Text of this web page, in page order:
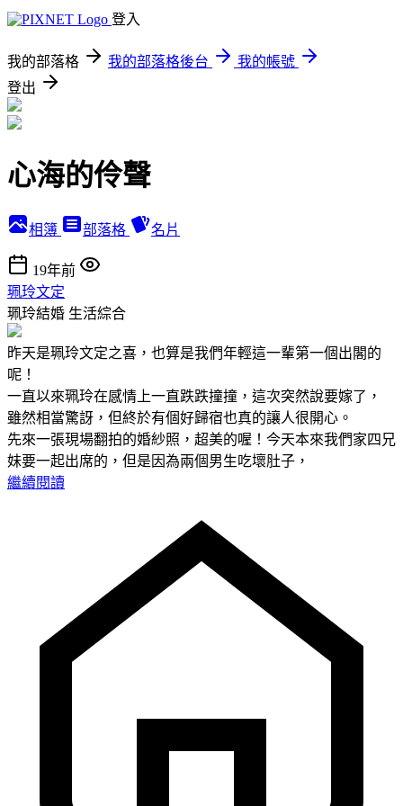
登入
我的部落格 我的部落格後台
我的帳號
登出
心海的伶聲
相簿 部落格 名片
19年前
珮玲文定
珮玲結婚 生活綜合
昨天是珮玲文定之喜，也算是我們年輕這一輩第一個出閣的
呢！
一直以來珮玲在感情上一直跌跌撞撞，這次突然說要嫁了，
雖然相當驚訝，但終於有個好歸宿也真的讓人很開心。
先來一張現場翻拍的婚紗照，超美的喔！今天本來我們家四兄
妹要一起出席的，但是因為兩個男生吃壞肚子，
繼續閱讀